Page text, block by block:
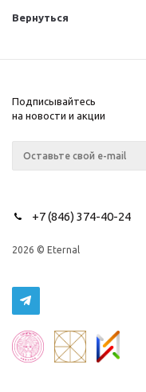
Вернуться
Подписывайтесь
на новости и акции
+7 (846) 374-40-24
2026 © Eternal